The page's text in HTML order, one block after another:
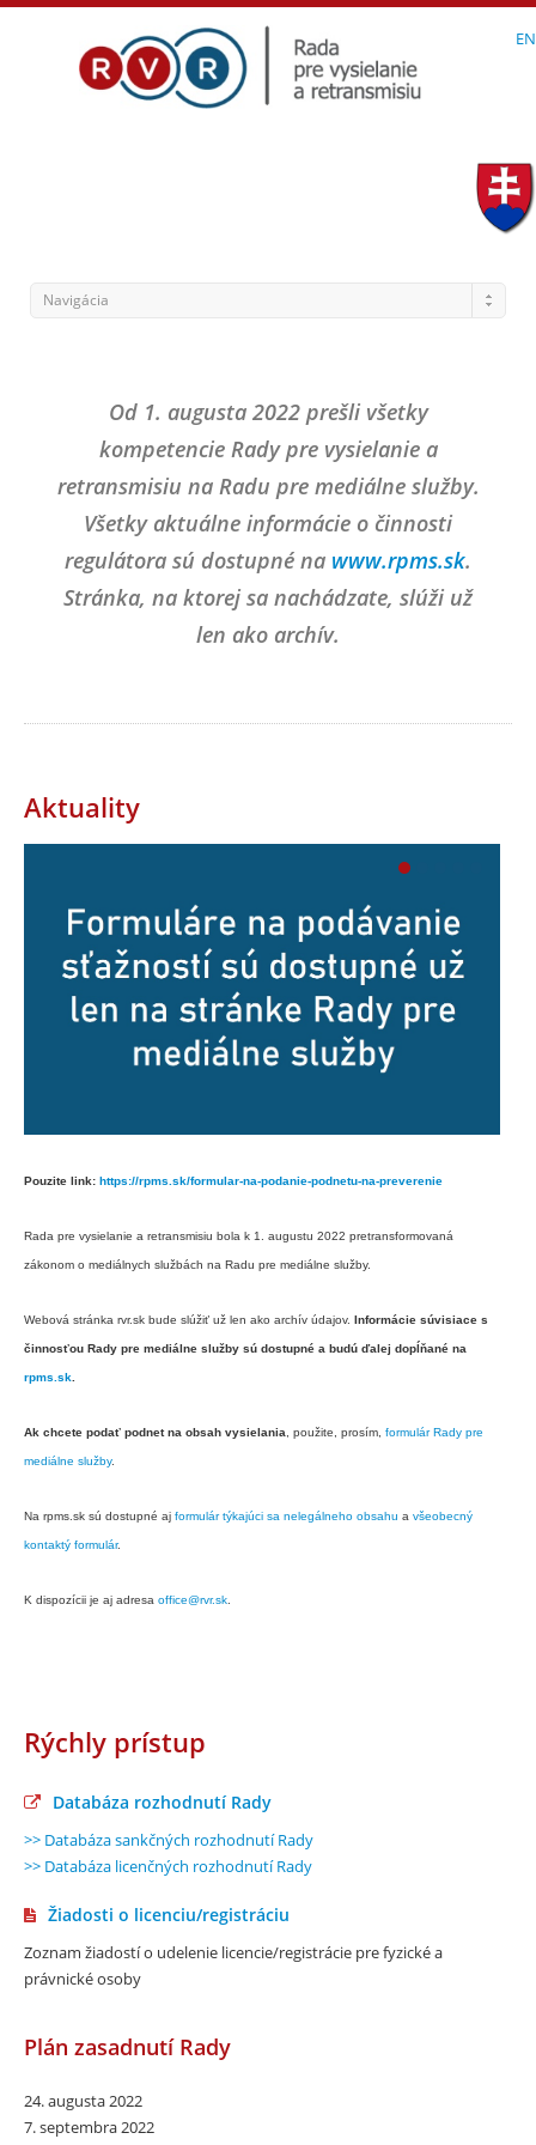
EN
Navigácia
Od 1. augusta 2022 prešli všetky
kompetencie Rady pre vysielanie a
retransmisiu na Radu pre mediálne služby.
Všetky aktuálne informácie o činnosti
regulátora sú dostupné na www.rpms.sk.
Stránka, na ktorej sa nachádzate, slúži už
len ako archív.
Aktuality
Pouzite link: https://rpms.sk/formular-na-podanie-podnetu-na-preverenie
Rada pre vysielanie a retransmisiu bola k 1. augustu 2022 pretransformovaná
zákonom o mediálnych službách na Radu pre mediálne služby.
Webová stránka rvr.sk bude slúžiť už len ako archív údajov. Informácie súvisiace s
činnosťou Rady pre mediálne služby sú dostupné a budú ďalej dopĺňané na
rpms.sk.
Ak chcete podať podnet na obsah vysielania, použite, prosím, formulár Rady pre
mediálne služby.
Na rpms.sk sú dostupné aj formulár týkajúci sa nelegálneho obsahu a všeobecný
kontaktý formulár.
K dispozícii je aj adresa office@rvr.sk.
Rýchly prístup
Databáza rozhodnutí Rady
>> Databáza sankčných rozhodnutí Rady
>> Databáza licenčných rozhodnutí Rady
Žiadosti o licenciu/registráciu
Zoznam žiadostí o udelenie licencie/registrácie pre fyzické a
právnické osoby
Plán zasadnutí Rady
24. augusta 2022
7. septembra 2022